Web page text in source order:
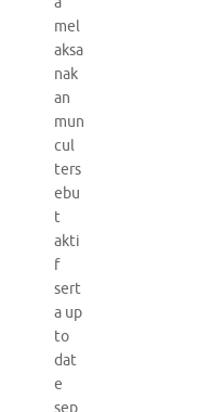
mel
aksa
nak
an
mun
cul
ters
ebu
t
akti
f
sert
a up
to
dat
e
sep